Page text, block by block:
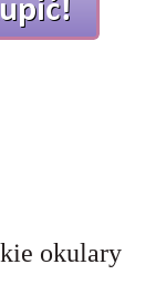
okulary